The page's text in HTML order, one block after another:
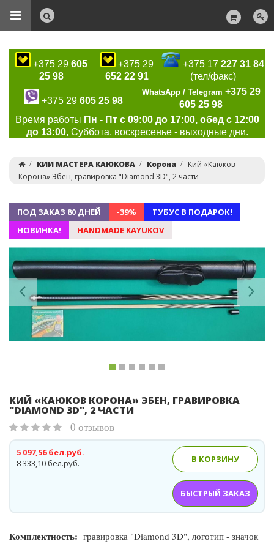
+375 29 605
25 98
+375 29
652 22 91
+375 17227 31 84
(тел/факс)
+375 29 605 25 98
WhatsApp / Telegram +375 29
605 25 98
Время работы Пн - Пт с 09:00 до 17:00, обед с 12:00
до 13:00, Суббота, воскресенье - выходные дни.
КИИ МАСТЕРА КАЮКОВА Корона
Кий «Каюков
Корона» Эбен, гравировка "Diamond 3D", 2 части
ПОД ЗАКАЗ 80 ДНЕЙ -39%
ТУБУС В ПОДАРОК!
НОВИНКА!
HANDMADE KAYUKOV
Previous
КИЙ «КАЮКОВ КОРОНА» ЭБЕН, ГРАВИРОВКА
"DIAMOND 3D", 2 ЧАСТИ
0 отзывов
8 333,10 бел.руб.
5 097,56 бел.руб.
В КОРЗИНУ
БЫСТРЫЙ ЗАКАЗ
Комплектность: гравировка "Diamond 3D", логотип - значок